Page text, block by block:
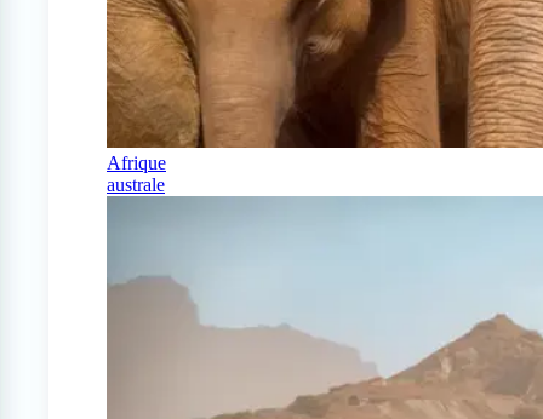
Afrique
australe